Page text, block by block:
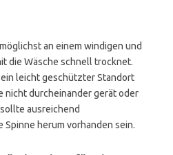
an einem windigen und
die Wäsche schnell trocknet.
leicht geschützter Standort
nicht durcheinander gerät oder
ausreichend
herum vorhanden sein.